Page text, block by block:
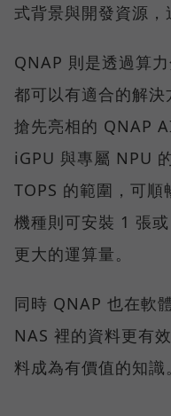
式背景與開發資源，
QNAP 則是透過算
都可以有適合的解
搶先亮相的 QNAP
iGPU 與專屬 NPU
TOPS 的範圍，可
機種則可安裝 1 張
更大的運算量。
同時 QNAP 也在軟
NAS 裡的資料更有
料成為有價值的知識。